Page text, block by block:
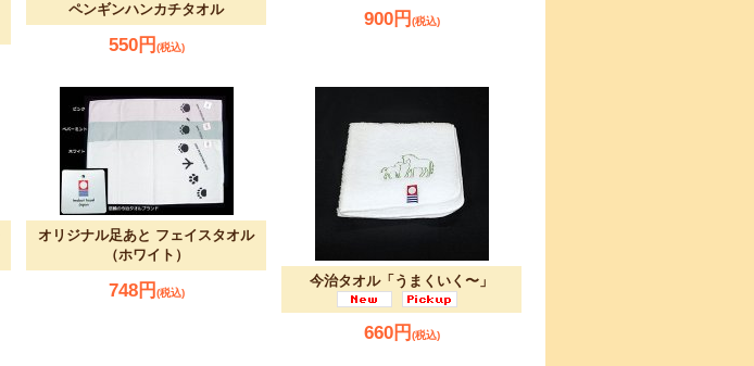
ペンギンハンカチタオル
550円 (税込)
900円 (税込)
オリジナル足あと フェイスタオル
（ホワイト）
748円 (税込)
今治タオル「うまくいく〜」
660円 (税込)